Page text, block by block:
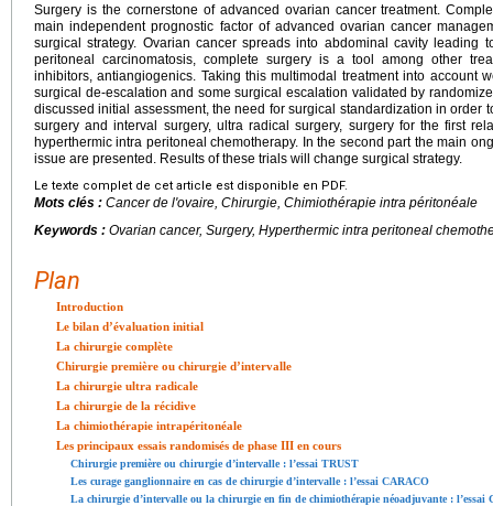
Surgery is the cornerstone of advanced ovarian cancer treatment.
main independent prognostic factor of advanced ovarian cancer
surgical strategy. Ovarian cancer spreads into abdominal cavity leading
peritoneal carcinomatosis, complete surgery is a tool among other
inhibitors, antiangiogenics. Taking this multimodal treatment into account
surgical de-escalation and some surgical escalation validated by
discussed initial assessment, the need for surgical standardization in order
surgery and interval surgery, ultra radical surgery, surgery for the first
hyperthermic intra peritoneal chemotherapy. In the second part the main
issue are presented. Results of these trials will change surgical strategy.
Le texte complet de cet article est disponible en PDF.
Mots clés : Cancer de l'ovaire, Chirurgie, Chimiothérapie intra péritonéale
Keywords : Ovarian cancer, Surgery, Hyperthermic intra peritoneal
Plan
Introduction
Le bilan d’évaluation initial
La chirurgie complète
Chirurgie première ou chirurgie d’intervalle
La chirurgie ultra radicale
La chirurgie de la récidive
La chimiothérapie intrapéritonéale
Les principaux essais randomisés de phase III en cours
Chirurgie première ou chirurgie d’intervalle : l’essai TRUST
Les curage ganglionnaire en cas de chirurgie d’intervalle : l’essai CARACO
La chirurgie d’intervalle ou la chirurgie en fin de chimiothérapie néoadjuvante : l’essai